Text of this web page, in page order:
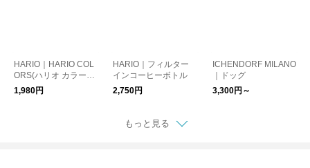
HARIO｜HARIO COL
ORS(ハリオ カラーズ)
スタックマグカップ
1,980円
HARIO｜フィルター
インコーヒーボトル
2,750円
ICHENDORF MILANO
｜ドッグ
3,300円～
もっと見る